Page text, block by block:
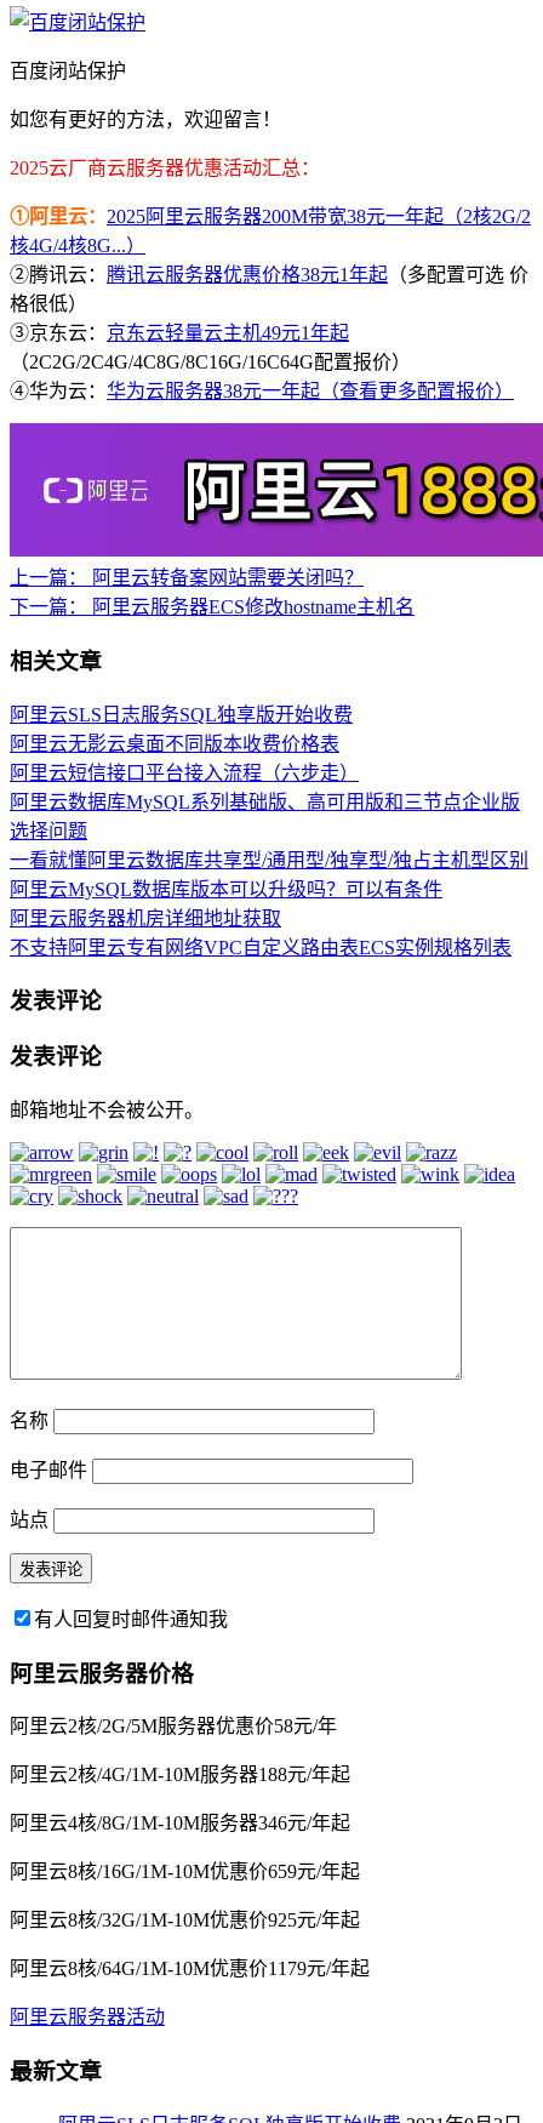
百度闭站保护
如您有更好的方法，欢迎留言！
2025云厂商云服务器优惠活动汇总：
①阿里云： 2025阿里云服务器200M带宽38元一年起（2核2G/2
核4G/4核8G...）
②腾讯云： 腾讯云服务器优惠价格38元1年起 （多配置可选 价
格很低）
③京东云： 京东云轻量云主机49元1年起
（2C2G/2C4G/4C8G/8C16G/16C64G配置报价）
④华为云： 华为云服务器38元一年起（查看更多配置报价）
上一篇：
阿里云转备案网站需要关闭吗？
下一篇：
阿里云服务器ECS修改hostname主机名
相关文章
阿里云SLS日志服务SQL独享版开始收费
阿里云无影云桌面不同版本收费价格表
阿里云短信接口平台接入流程（六步走）
阿里云数据库MySQL系列基础版、高可用版和三节点企业版
选择问题
一看就懂阿里云数据库共享型/通用型/独享型/独占主机型区别
阿里云MySQL数据库版本可以升级吗？可以有条件
阿里云服务器机房详细地址获取
不支持阿里云专有网络VPC自定义路由表ECS实例规格列表
发表评论
发表评论
邮箱地址不会被公开。
名称
电子邮件
站点
有人回复时邮件通知我
阿里云服务器价格
阿里云2核/2G/5M服务器优惠价58元/年
阿里云2核/4G/1M-10M服务器188元/年起
阿里云4核/8G/1M-10M服务器346元/年起
阿里云8核/16G/1M-10M优惠价659元/年起
阿里云8核/32G/1M-10M优惠价925元/年起
阿里云8核/64G/1M-10M优惠价1179元/年起
阿里云服务器活动
最新文章